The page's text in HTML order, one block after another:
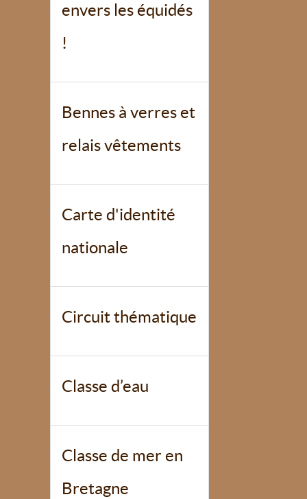
envers les équidés
!
Bennes à verres et
relais vêtements
Carte d'identité
nationale
Circuit thématique
Classe d’eau
Classe de mer en
Bretagne